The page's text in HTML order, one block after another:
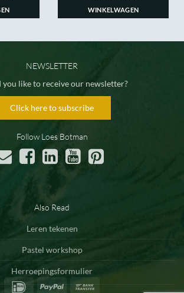
WINKELWAGEN
NEWSLETTER
you like to receive our newsletter?
Click here to subscribe
Follow Loes Botman
Also Read
Leren tekenen
Pastel workshop
Herroepingsformulier
IDeal
PayPal